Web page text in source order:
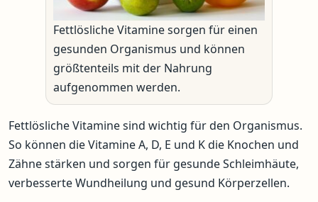
Fettlösliche Vitamine sorgen für einen
gesunden Organismus und können
größtenteils mit der Nahrung
aufgenommen werden.
Fettlösliche Vitamine sind wichtig für den Organismus.
So können die Vitamine A, D, E und K die Knochen und
Zähne stärken und sorgen für gesunde Schleimhäute,
verbesserte Wundheilung und gesund Körperzellen.